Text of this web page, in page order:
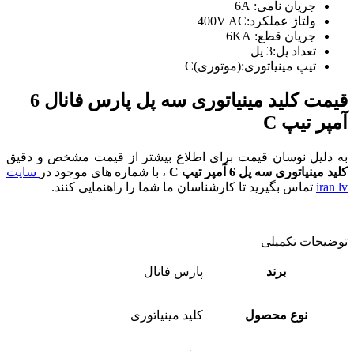
جریان نامی: 6A
ولتاژ عملکرد:400V AC
جریان قطع: 6KA
تعداد پل:3 پل
تیپ مینیاتوری:(موتوری)C
قیمت کلید مینیاتوری سه پل پارس فانال 6
آمپر تیپ C
به دلیل نوسان قیمت برای اطلاع بیشتر از قیمت مشخص و دقیق
کلید مینیاتوری سه پل 6 آمپر تیپ C
، با شماره های موجود در سایت
iran lv تماس بگیرید تا کارشناسان ما شما را راهنمایی کنند.
توضیحات تکمیلی
برند پارس فانال
نوع محصول کلید مینیاتوری